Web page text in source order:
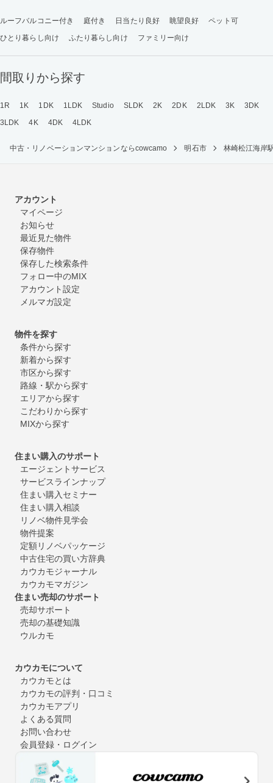
ルーフバルコニー付き 庭付き 日当たり良好 眺望良好
ペット可
ひとり暮らし向け
ふたり暮らし向け ファミリー向け
間取りから探す
1R 1K 1DK 1LDK Studio SLDK 2K 2DK 2LDK 3K
3DK
3LDK
4K 4DK 4LDK
中古・リノベーションマンションならcowcamo 明石市 林崎松江海岸
アカウント
マイページ
お知らせ
最近見た物件
保存物件
保存した検索条件
フォロー中のMIX
アカウント設定
メルマガ設定
物件を探す
条件から探す
新着から探す
市区から探す
路線・駅から探す
エリアから探す
こだわりから探す
MIXから探す
住まい購入のサポート
エージェントサービス
サービスラインナップ
住まい購入セミナー
住まい購入相談
リノベ物件見学会
物件提案
定額リノベパッケージ
中古住宅の買い方辞典
カウカモジャーナル
カウカモマガジン
住まい売却のサポート
売却サポート
売却の基礎知識
ウルカモ
カウカモについて
カウカモとは
カウカモの評判・口コミ
カウカモアプリ
よくある質問
お問い合わせ
会員登録・ログイン